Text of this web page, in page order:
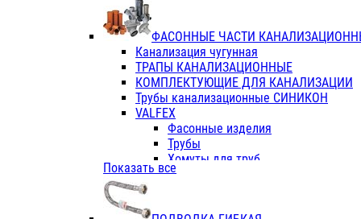
Фитинги с металл. серые
Фитинги ПП (серые)
Фитинги ПП белые
Краны
Фитинги ПП (белые)
Фитинги ПП с металлом белые
ПК КОНТУР
Краны полипропиленовые
Трубы полипропиленивые
TK
VALFEX
ФАСОННЫЕ ЧАСТИ
Канализация чугунная
ТРАПЫ КАНАЛИЗАЦИОННЫЕ
КОМПЛЕКТУЮЩИЕ ДЛЯ КАНАЛИЗАЦИИ
Трубы канализационные СИНИКОН
VALFEX
Фасонные изделия
Трубы
Хомуты для труб
ПВХ (стройполимер)
Показать все